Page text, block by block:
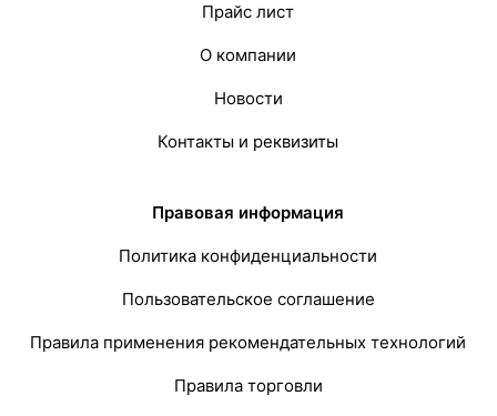
Прайс лист
О компании
Новости
Контакты и реквизиты
Правовая информация
Политика конфиденциальности
Пользовательское соглашение
Правила применения рекомендательных технологий
Правила торговли